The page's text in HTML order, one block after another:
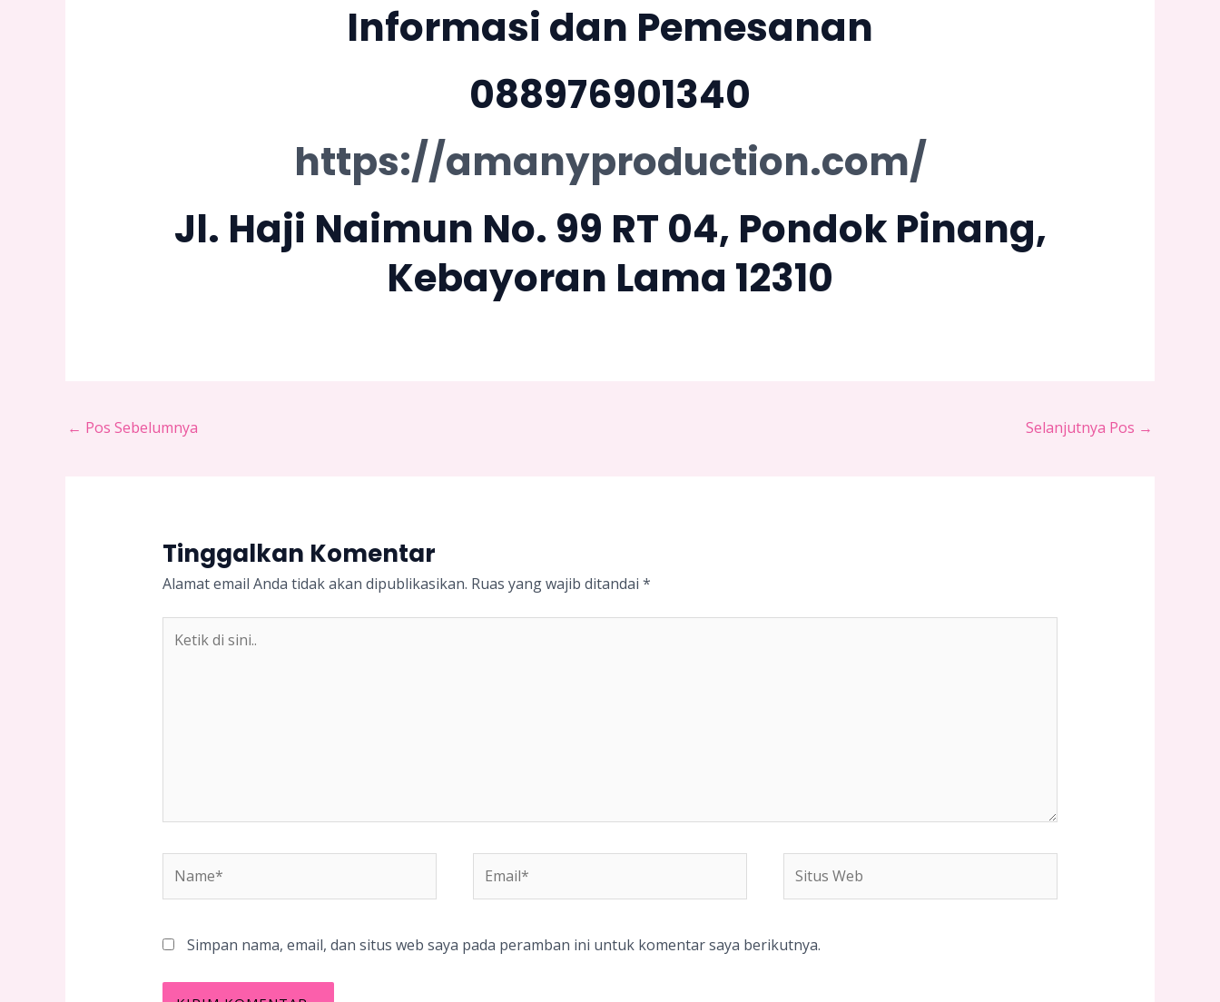
Informasi dan Pemesanan
088976901340
https://amanyproduction.com/
Jl. Haji Naimun No. 99 RT 04, Pondok Pinang,
Kebayoran Lama 12310
← Pos Sebelumnya Selanjutnya Pos →
Tinggalkan Komentar
Alamat email Anda tidak akan dipublikasikan. Ruas yang wajib ditandai *
Web
Simpan nama, email, dan situs web saya pada peramban ini untuk komentar saya berikutnya.